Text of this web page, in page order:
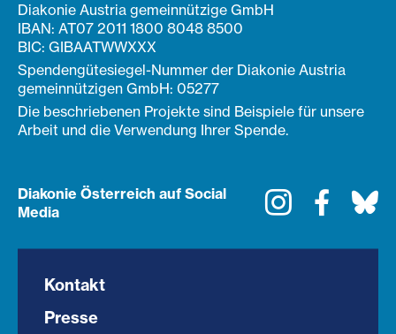
Diakonie Austria gemeinnützige GmbH
IBAN: AT07 2011 1800 8048 8500
BIC: GIBAATWWXXX
Spendengütesiegel-Nummer der Diakonie Austria
gemeinnützigen GmbH: 05277
Die beschriebenen Projekte sind Beispiele für unsere
Arbeit und die Verwendung Ihrer Spende.
Diakonie Österreich auf Social
Media
Instagram
Kontakt
Presse